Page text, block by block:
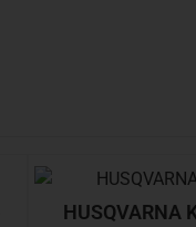
HUSQVARNA